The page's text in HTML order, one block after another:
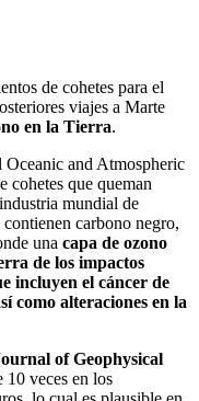
de cohetes para el
viajes a Marte
en la Tierra.
and Atmospheric
que queman
mundial de
contienen carbono negro,
una capa de ozono
de los impactos
incluyen el cáncer de
como alteraciones en la
of Geophysical
10 veces en los